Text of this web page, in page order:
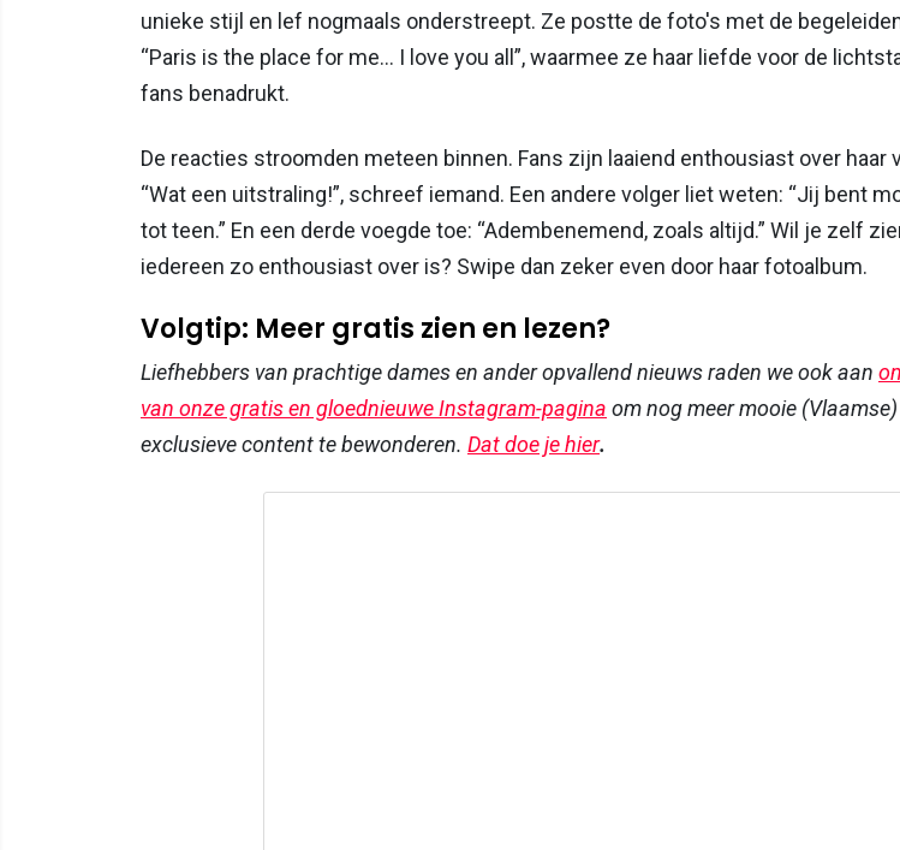
unieke stijl en lef nogmaals onderstreept. Ze postte de foto's met de
“Paris is the place for me… I love you all”, waarmee ze haar liefde voor de
fans benadrukt.
De reacties stroomden meteen binnen. Fans zijn laaiend enthousiast over haar
“Wat een uitstraling!”, schreef iemand. Een andere volger liet weten: “Jij bent
tot teen.” En een derde voegde toe: “Adembenemend, zoals altijd.” Wil je zelf
iedereen zo enthousiast over is? Swipe dan zeker even door haar fotoalbum.
Volgtip: Meer gratis zien en lezen?
Liefhebbers van prachtige dames en ander opvallend nieuws raden we ook aan
van onze gratis en gloednieuwe Instagram-pagina om nog meer mooie
exclusieve content te bewonderen. Dat doe je hier.